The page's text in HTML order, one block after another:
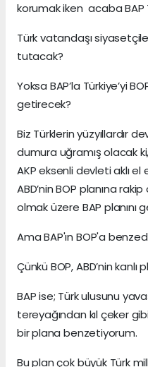
korumak iken acaba BAP
Türk vatandaşı
tutacak?
Yoksa BAP’la Türkiye’yi
getirecek?
Biz Türklerin yüzyıllardır
dumura uğramış olacak
AKP eksenli devleti aklı
ABD’nin BOP planına
olmak üzere BAP planını
Ama BAP'ın BOP'a
Çünkü BOP, ABD’nin kanlı
BAP ise; Türk ulusunu
tereyağından kıl çeker
bir plana benzetiyorum.
Bu plan çok büyük Türk